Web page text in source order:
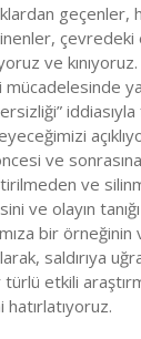
geçenler,
çevredeki
ve
mücadelesinde
ve
ve
ve olayın
bir
saldırıya
etkili
hatırlatıyoruz.